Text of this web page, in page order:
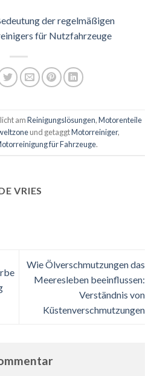
der regelmäßigen
für Nutzfahrzeuge
amReinigungslösungen,Motorenteile
und getaggtMotorreiniger,
für Fahrzeuge.
VRIES
Wie Ölverschmutzungen das
Meeresleben beeinflussen:
Verständnis von
Küstenverschmutzungen